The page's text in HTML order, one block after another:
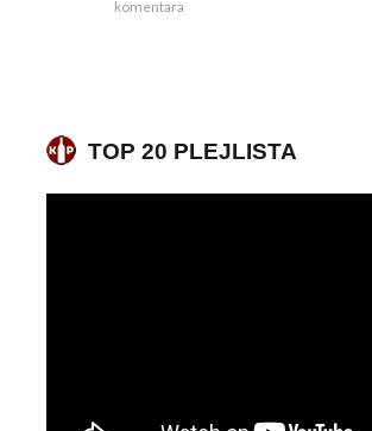
komentara
TOP 20 PLEJLISTA